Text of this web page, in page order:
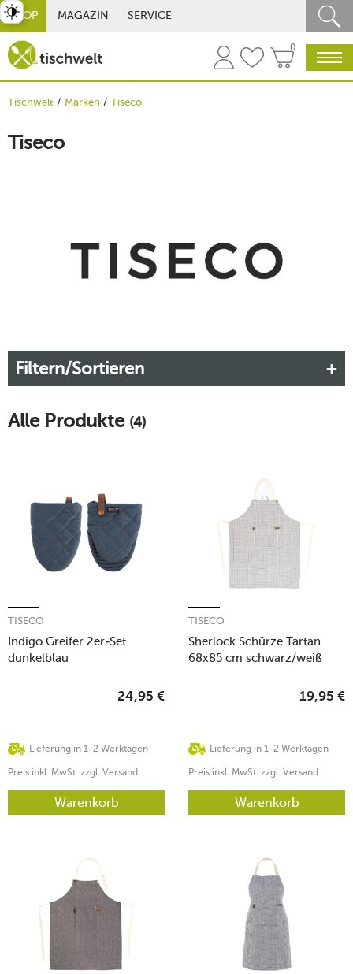
SHOP MAGAZIN SERVICE
0
Tischwelt Marken Tiseco
Tiseco
Filtern/Sortieren
Alle Produkte (4)
Indigo Greifer 2er-Set
dunkelblau
TISECO
Lieferung in 1-2 Werktagen
24,95 €
Preis inkl. MwSt. zzgl. Versand
Warenkorb
Sherlock Schürze Tartan
68x85 cm schwarz/weiß
TISECO
Lieferung in 1-2 Werktagen
19,95 €
Preis inkl. MwSt. zzgl. Versand
Warenkorb
umschalten